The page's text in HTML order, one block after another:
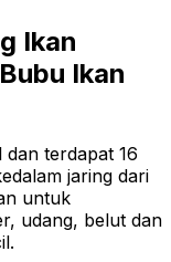
Ikan
Ikan
terdapat 16
jaring dari
untuk
udang, belut dan